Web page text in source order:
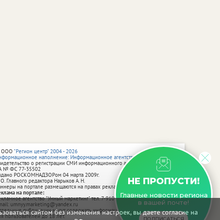
сайтом без изменения настроек, вы даете согласие на
НЕ ПРОПУСТИ!
Главные новости региона
в вашей почте!
"Регион центр" 2004 - 2026
наполнение: Информационное агентство vRossii.ru
о регистрации СМИ информационного агентства vRossii.ru
№ ФС 77‑35502
РОСКОМНАДЗОРом 04 марта 2009г.
Главного редактора Нарыков А. Н.
на портале размещаются на правах рекламы.
на портале:
агентство "Умный маркетинг" тел. 7-910-267-70-40,
umnyy.marketing@yandex.ru
публикации могут содержать информацию, не предназначенную
пользователей до 18 лет.